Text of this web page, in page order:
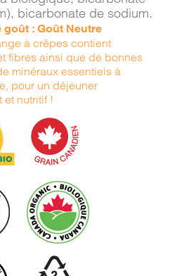
bicarbonate de sodium.
goût : Goût Neutre
à crêpes contient
fibres ainsi que de bonnes
minéraux essentiels à
pour un déjeuner
et nutritif !